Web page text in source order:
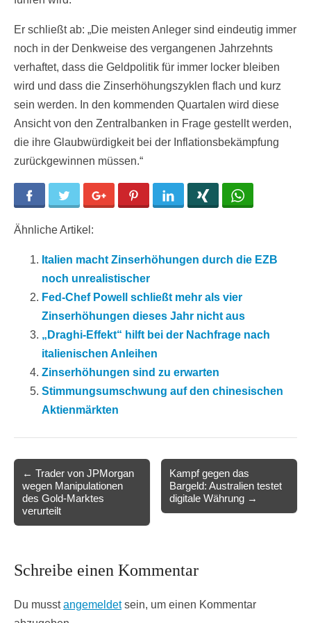
Er schließt ab: „Die meisten Anleger sind eindeutig immer
noch in der Denkweise des vergangenen Jahrzehnts
verhaftet, dass die Geldpolitik für immer locker bleiben
wird und dass die Zinserhöhungszyklen flach und kurz
sein werden. In den kommenden Quartalen wird diese
Ansicht von den Zentralbanken in Frage gestellt werden,
die ihre Glaubwürdigkeit bei der Inflationsbekämpfung
zurückgewinnen müssen.“
Facebook Twitter Google+ Pinterest LinkedIn
Ähnliche Artikel:
Italien macht Zinserhöhungen durch die EZB
noch unrealistischer
Fed-Chef Powell schließt mehr als vier
Zinserhöhungen dieses Jahr nicht aus
„Draghi-Effekt“ hilft bei der Nachfrage nach
italienischen Anleihen
Zinserhöhungen sind zu erwarten
Stimmungsumschwung auf den chinesischen
Aktienmärkten
Post
navigation
← Trader von JPMorgan
wegen Manipulationen
des Gold-Marktes
verurteilt
Kampf gegen das
Bargeld: Australien testet
digitale Währung →
Schreibe einen Kommentar
Du musstangemeldetsein, um einen Kommentar